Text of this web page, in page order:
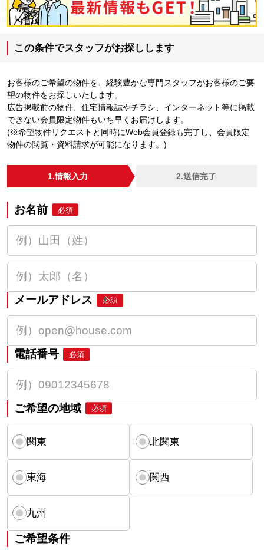
この条件でスタッフがお探しします
お客様のご希望の物件を、経験豊かな専門スタッフがお客様のご要
望の物件をお探しいたします。
広告掲載前の物件、住宅情報誌やチラシ、インターネット等に掲載
できない会員限定物件もいち早くお届けします。
(※希望物件リクエストと同時にWeb会員登録も完了し、会員限定
物件の閲覧・資料請求が可能になります。)
1.情報入力 2.送信完了
お名前 必須
メールアドレス 必須
電話番号 必須
ご希望の地域 必須
関東 北関東
東海 関西
九州
ご希望条件